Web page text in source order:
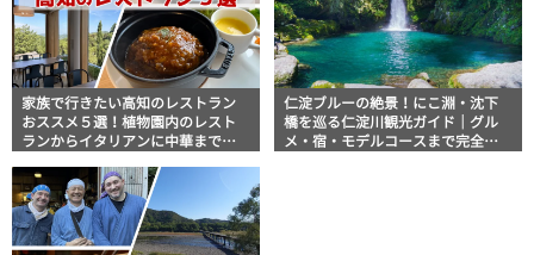
家族で行きたい高知のレストラン
おススメ５選！植物園内のレスト
ランからイタリアンに中華まで楽
仁淀ブルーの絶景！にこ淵・沈下
橋を巡る仁淀川観光ガイド｜グル
メ・宿・モデルコースまで完全網